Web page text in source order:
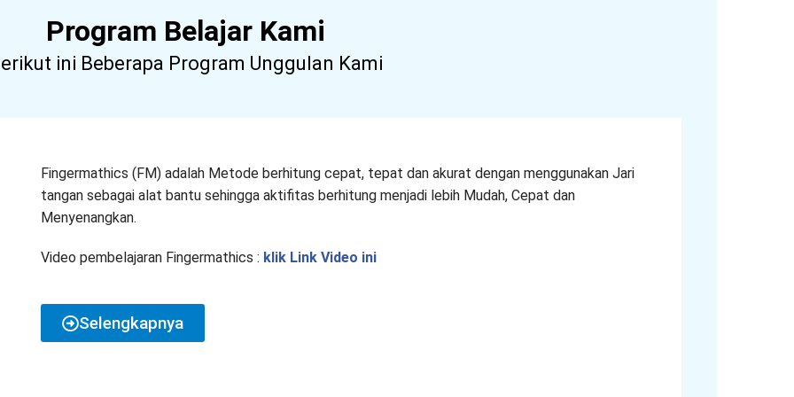
Program Belajar Kami
ini Beberapa Program Unggulan Kami
Fingermathics (FM) adalah Metode berhitung cepat, tepat dan akurat dengan menggunakan Jari
tangan sebagai alat bantu sehingga aktifitas berhitung menjadi lebih Mudah, Cepat dan
Menyenangkan.
Video pembelajaran Fingermathics : klik Link Video ini
Selengkapnya